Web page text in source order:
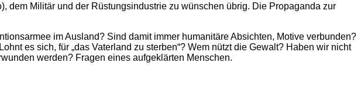
dem Militär und der Rüstungsindustrie zu wünschen übrig. Die Propaganda zur
im Ausland? Sind damit immer humanitäre Absichten, Motive verbunden?
es sich, für „das Vaterland zu sterben“? Wem nützt die Gewalt? Haben wir nicht
werden? Fragen eines aufgeklärten Menschen.